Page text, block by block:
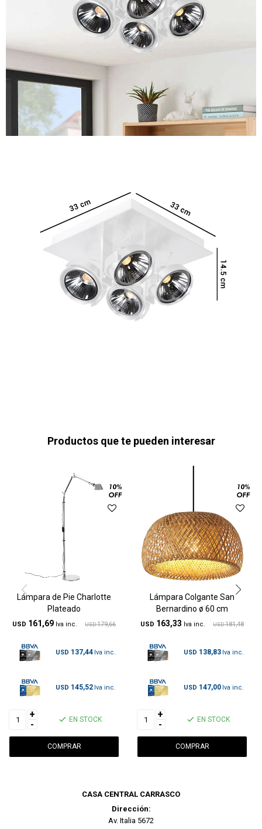
Productos que te pueden interesar
Lámpara de Pie Charlotte
Plateado
USD 161,69 USD 179,66
USD 137,44
USD 145,52
+
-
EN STOCK
Lámpara Colgante San
Bernardino ø 60 cm
USD 163,33 USD 181,48
USD 138,83
USD 147,00
+
-
EN STOCK
CASA CENTRAL CARRASCO
Dirección:
Av. Italia 5672